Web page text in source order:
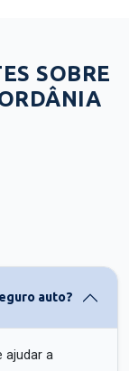
SOBRE
auto?
ajudar a